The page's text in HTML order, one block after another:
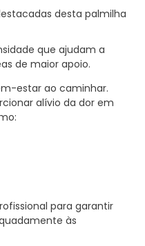
desta palmilha
que ajudam a
de maior apoio.
estar ao caminhar.
alívio da dor em
para garantir
às